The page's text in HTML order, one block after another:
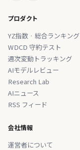
プロダクト
YZ指数 · 総合ランキング
WDCD 守約テスト
週次変動トラッキング
AIモデルレビュー
Research Lab
AIニュース
RSS フィード
会社情報
運営者について